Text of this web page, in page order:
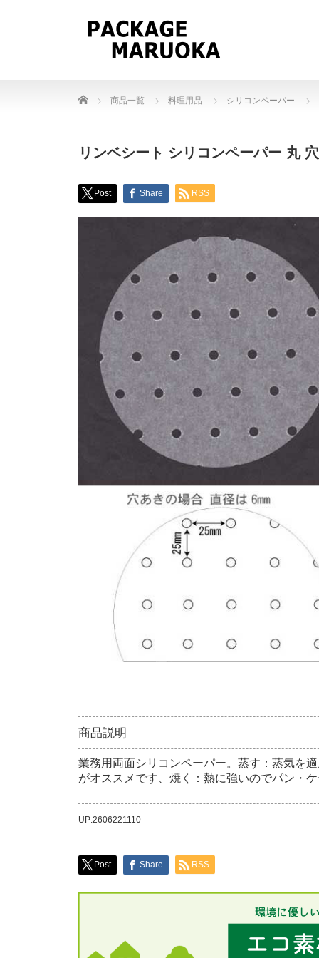
Home 商品一覧 料理用品 シリコンペーパー
リンベシート シリコンペーパー 丸
Post Share RSS
商品説明
業務用両面シリコンペーパー。蒸す：蒸気を
がオススメです、焼く：熱に強いのでパン・
UP:2606221110
Post Share RSS